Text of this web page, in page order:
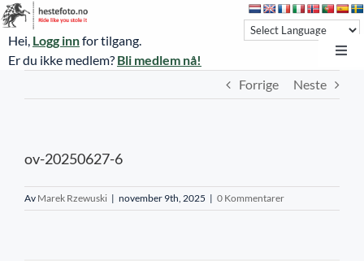
Skip
to
content
Hei, Logg innfor tilgang.
Er du ikke medlem? Bli medlem nå!
Øvrevoll treningsdager
NoARK
Forrige Neste
ov-20250627-6
Av Marek Rzewuski | november 9th, 2025 | 0 Kommentarer